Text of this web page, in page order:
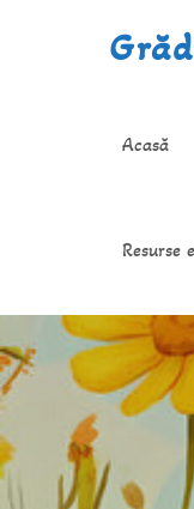
Acasă
Resurse